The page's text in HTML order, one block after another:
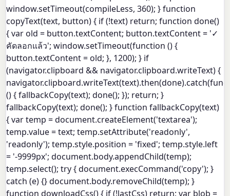
window.setTimeout(compileLess, 360); } function
copyText(text, button) { if (!text) return; function done()
{ var old = button.textContent; button.textContent = '✓
คัดลอกแล้ว'; window.setTimeout(function () {
button.textContent = old; }, 1200); } if
(navigator.clipboard && navigator.clipboard.writeText) {
() { fallbackCopy(text); done(); }); return; }
fallbackCopy(text); done(); } function fallbackCopy(text)
{ var temp = document.createElement('textarea');
temp.value = text; temp.setAttribute('readonly',
'readonly'); temp.style.position = 'fixed'; temp.style.left
= '-9999px'; document.body.appendChild(temp);
temp.select(); try { document.execCommand('copy'); }
catch (e) {} document.body.removeChild(temp); }
function downloadCss() { if (!lastCss) return; var blob =